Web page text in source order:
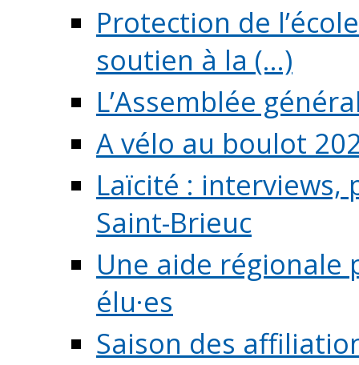
Protection de
soutien à la (...)
L’Assemblée
A vélo au boulot
Laïcité :
Saint-Brieuc
Une aide régionale
élu·es
Saison des